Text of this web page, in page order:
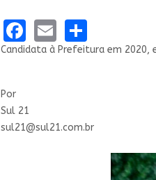
Facebook
Email
Candidata à Prefeitura em
Por
Sul 21
sul21@sul21.com.br